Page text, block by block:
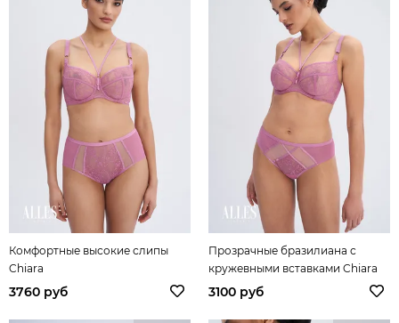
Комфортные высокие слипы
Chiara
3760 руб
Прозрачные бразилиана с
кружевными вставками Chiara
3100 руб